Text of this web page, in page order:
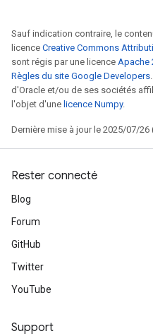
Sauf indication contraire, le
licence Creative Commons
sont régis par une licence Apache
Règles du site Google Developers
d'Oracle et/ou de ses sociétés
l'objet d'une licence Numpy.
Dernière mise à jour le 2025/07/26
Rester connecté
Blog
Forum
GitHub
Twitter
YouTube
Support